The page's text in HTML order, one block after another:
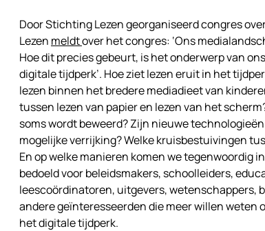
Door Stichting Lezen georganiseerd congres
Lezen meldtover het congres: ‘Ons
Hoe dit precies gebeurt, is het onderwerp van
digitale tijdperk’. Hoe ziet lezen eruit in het
lezen binnen het bredere mediadieet van
tussen lezen van papier en lezen van het
soms wordt beweerd? Zijn nieuwe
mogelijke verrijking? Welke kruisbestuivingen
En op welke manieren komen we tegenwoordig
bedoeld voor beleidsmakers, schoolleiders,
leescoördinatoren, uitgevers, wetenschappers,
andere geïnteresseerden die meer willen weten
het digitale tijdperk.